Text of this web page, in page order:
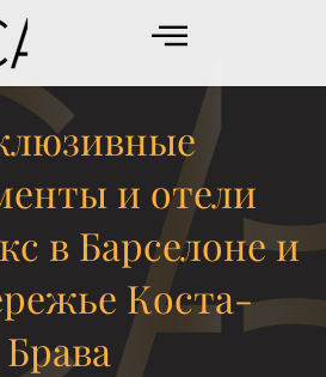
и отели
в Барселоне и
Коста-
Брава